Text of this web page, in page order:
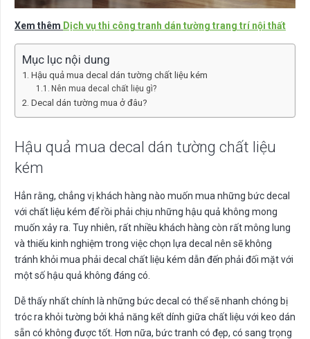
Xem thêm Dịch vụ thi công tranh dán tường trang trí nội thất
Mục lục nội dung
Hậu quả mua decal dán tường chất liệu kém
Nên mua decal chất liệu gì?
Decal dán tường mua ở đâu?
Hậu quả mua decal dán tường chất liệu
kém
Hẳn rằng, chẳng vị khách hàng nào muốn mua những bức decal
với chất liệu kém để rồi phải chịu những hậu quả không mong
muốn xảy ra. Tuy nhiên, rất nhiều khách hàng còn rất mông lung
và thiếu kinh nghiệm trong việc chọn lựa decal nên sẽ không
tránh khỏi mua phải decal chất liệu kém dẫn đến phải đối mặt với
một số hậu quả không đáng có.
Dễ thấy nhất chính là những bức decal có thể sẽ nhanh chóng bị
tróc ra khỏi tường bởi khả năng kết dính giữa chất liệu với keo dán
sẵn có không được tốt. Hơn nữa, bức tranh có đẹp, có sang trọng